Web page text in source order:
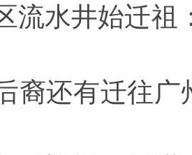
流水井始迁
裔还有迁往